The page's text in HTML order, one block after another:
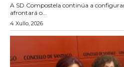
A SD Compostela continúa a
afrontará o...
4 Xullo, 2026